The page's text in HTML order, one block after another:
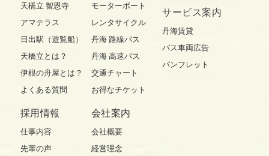
天橋立 智恩寺
アマテラス
日出駅（遊覧船）
天橋立とは？
伊根の舟屋とは？
よくある質問
モーターボート
レンタサイクル
丹海 路線バス
丹海 高速バス
交通チャート
お得なチケット
サービス案内
丹海賃貸
バス車両広告
パンフレット
採用情報
仕事内容
先輩の声
会社案内
会社概要
経営理念